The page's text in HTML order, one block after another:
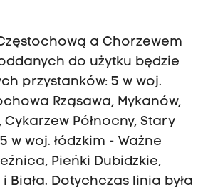
a Chorzewem
do użytku będzie
przystanków: 5 w woj.
Rząsawa, Mykanów,
Północny, Stary
w woj. łódzkim - Ważne
Pieńki Dubidzkie,
Biała. Dotychczas linia była